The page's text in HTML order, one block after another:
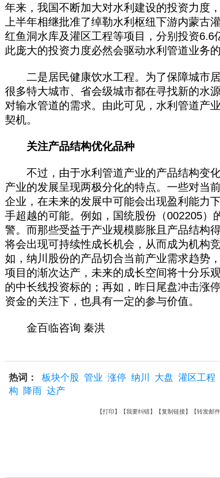
年来，我国不断加大对水利建设的投资力度
上半年相继批准了绰勒水利枢纽下游内蒙古
红鱼洞水库及灌区工程等项目，分别投资6.6
此庞大的投资力度必然会驱动水利管道业务
二是居民健康饮水工程。为了保障城市
很多特大城市、省会级城市都在寻找新的水
对输水管道的需求。由此可见，水利管道产
契机。
关注产品结构优化品种
不过，由于水利管道产业的产品结构变
产业的发展呈现两极分化的特点。一些对当
企业，在未来的发展中可能会出现盈利能力
手超越的可能。例如，国统股份（002205）
警。而那些受益于产业规模膨胀且产品结构
将会出现可持续性成长机会，从而成为机构
如，纳川股份的产品切合当前产业需求趋势
项目的渐次达产，未来的成长空间将十分乐
的中长线投资标的；再如，昨日尾盘冲击涨
资金的关注下，也具有一定的参与价值。
金百临咨询 秦洪
热词： 板块个股 管业 涨停 纳川 大盘 灌区工程
构
降雨 达产
【打印 】【我要纠错】【复制链接】【转发邮件